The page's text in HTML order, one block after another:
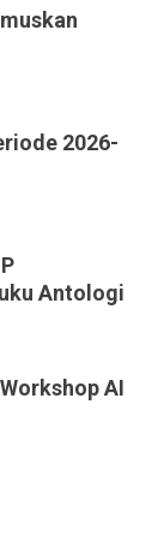
2026-
Antologi
AI